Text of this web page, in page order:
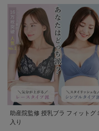
助産院監修 授乳ブラ フィットグ
入り